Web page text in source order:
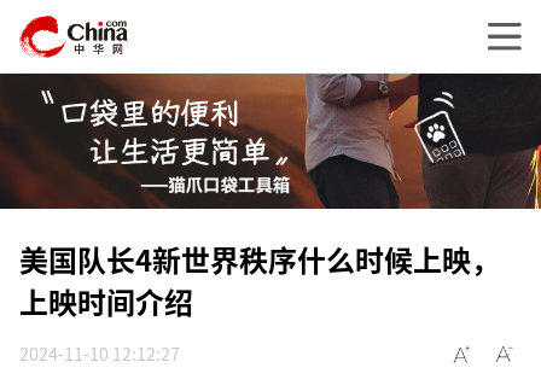
美国队长4新世界秩序什么时候上映，
上映时间介绍
2024-11-10 12:12:27